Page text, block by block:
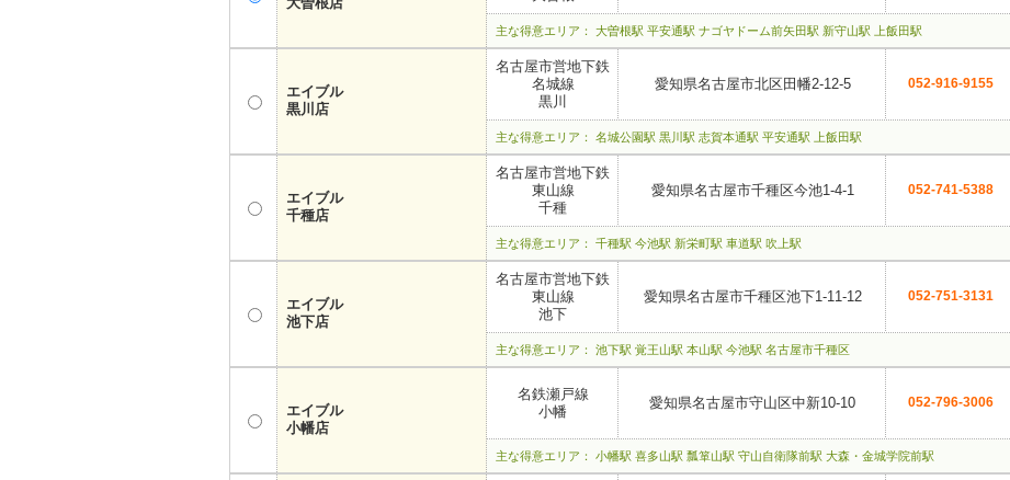
主な得意エリア： 大曽根駅 平安通駅 ナゴヤドーム前矢田駅 新守山駅 上飯田駅
エイブル
黒川店
名古屋市営地下鉄
名城線
黒川
愛知県名古屋市北区田幡2-12-5 052-916-9155
主な得意エリア： 名城公園駅 黒川駅 志賀本通駅 平安通駅 上飯田駅
エイブル
千種店
名古屋市営地下鉄
東山線
千種
愛知県名古屋市千種区今池1-4-1 052-741-5388
主な得意エリア： 千種駅 今池駅 新栄町駅 車道駅 吹上駅
エイブル
池下店
名古屋市営地下鉄
東山線
池下
愛知県名古屋市千種区池下1-11-12 052-751-3131
主な得意エリア： 池下駅 覚王山駅 本山駅 今池駅 名古屋市千種区
エイブル
小幡店
名鉄瀬戸線
小幡
愛知県名古屋市守山区中新10-10 052-796-3006
主な得意エリア： 小幡駅 喜多山駅 瓢箪山駅 守山自衛隊前駅 大森・金城学院前駅